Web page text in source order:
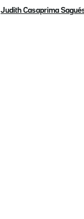
Judith Casaprima